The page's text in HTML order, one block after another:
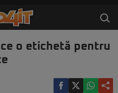
o etichetă pentru